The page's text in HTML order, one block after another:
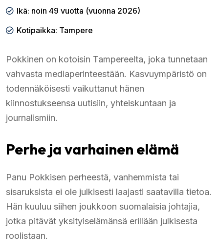
Ikä: noin 49 vuotta (vuonna 2026)
Kotipaikka: Tampere
Pokkinen on kotoisin Tampereelta, joka tunnetaan
vahvasta mediaperinteestään. Kasvuympäristö on
todennäköisesti vaikuttanut hänen
kiinnostukseensa uutisiin, yhteiskuntaan ja
journalismiin.
Perhe ja varhainen elämä
Panu Pokkisen perheestä, vanhemmista tai
sisaruksista ei ole julkisesti laajasti saatavilla tietoa.
Hän kuuluu siihen joukkoon suomalaisia johtajia,
jotka pitävät yksityiselämänsä erillään julkisesta
roolistaan.